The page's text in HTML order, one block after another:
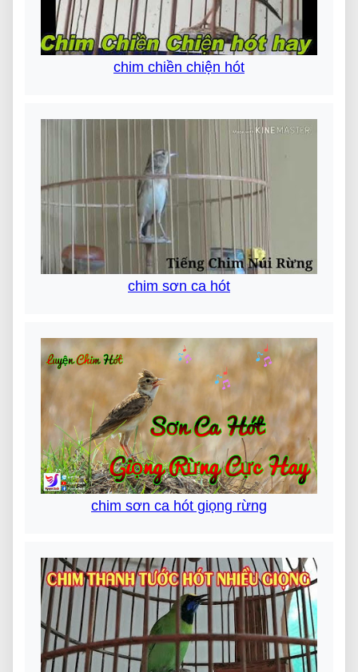
chim chiền chiện hót
chim sơn ca hót
chim sơn ca hót giọng rừng